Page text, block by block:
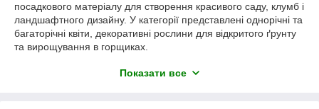
посадкового матеріалу для створення красивого саду, клумб і
ландшафтного дизайну. У категорії представлені однорічні та
багаторічні квіти, декоративні рослини для відкритого ґрунту
та вирощування в горщиках.
декоративні рослини за вигідною ціною з доставкою по
Показати все